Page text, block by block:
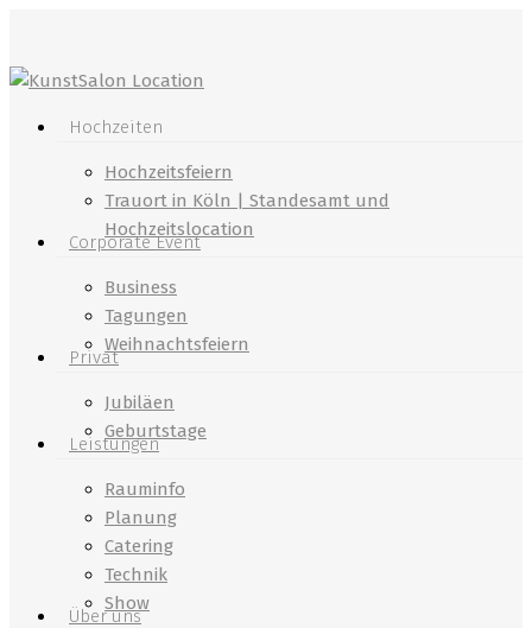
main
Menu
Hochzeiten
Hochzeitsfeiern
Trauort in Köln | Standesamt und
Hochzeitslocation
Corporate Event
Business
Tagungen
Weihnachtsfeiern
Privat
Jubiläen
Geburtstage
Leistungen
Rauminfo
Planung
Catering
Technik
Show
Über uns